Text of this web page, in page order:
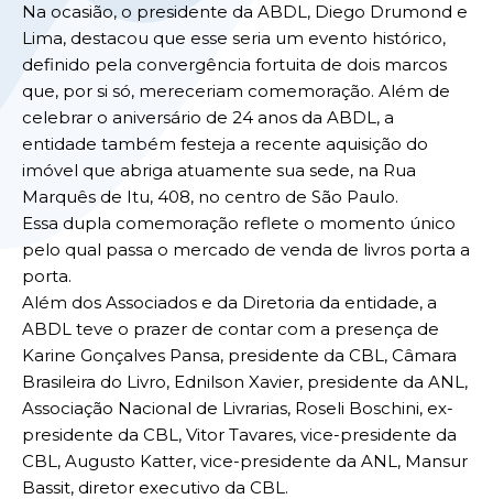
Na ocasião, o presidente da ABDL, Diego Drumond e
Lima, destacou que esse seria um evento histórico,
definido pela convergência fortuita de dois marcos
que, por si só, mereceriam comemoração. Além de
celebrar o aniversário de 24 anos da ABDL, a
entidade também festeja a recente aquisição do
imóvel que abriga atuamente sua sede, na Rua
Marquês de Itu, 408, no centro de São Paulo.
Essa dupla comemoração reflete o momento único
pelo qual passa o mercado de venda de livros porta a
porta.
Além dos Associados e da Diretoria da entidade, a
ABDL teve o prazer de contar com a presença de
Karine Gonçalves Pansa, presidente da CBL, Câmara
Brasileira do Livro, Ednilson Xavier, presidente da ANL,
Associação Nacional de Livrarias, Roseli Boschini, ex-
presidente da CBL, Vitor Tavares, vice-presidente da
CBL, Augusto Katter, vice-presidente da ANL, Mansur
Bassit, diretor executivo da CBL.